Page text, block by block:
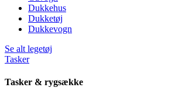
Dukkehus
Dukketøj
Dukkevogn
Se alt legetøj
Tasker
Tasker & rygsække